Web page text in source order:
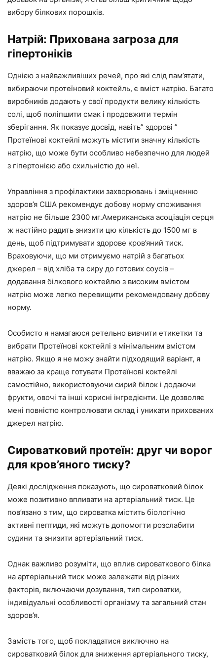
вибору білкових порошків.
Натрій: Прихована загроза для
гіпертоніків
Однією з найважливіших речей, про які слід пам’ятати,
вибираючи протеїновий коктейль, є вміст натрію. Багато
виробників додають у свої продукти велику кількість
солі, щоб поліпшити смак і продовжити термін
зберігання. Як показує досвід, навіть” здорові ”
Протеїнові коктейлі можуть містити значну кількість
натрію, що може бути особливо небезпечно для людей
з гіпертонією або схильністю до неї.
Управління з профілактики захворювань і зміцненню
здоров’я США рекомендує добову норму споживання
натрію не більше 2300 мг.Американська асоціація серця
ж настійно радить знизити цю кількість до 1500 мг в
день, щоб підтримувати здорове кров’яний тиск.
Враховуючи, що ми отримуємо натрій з багатьох
джерел – від хліба та сиру до готових соусів –
додавання білкового коктейлю з високим вмістом
натрію може легко перевищити рекомендовану добову
норму.
Особисто я намагаюся ретельно вивчити етикетки та
вибрати Протеїнові коктейлі з мінімальним вмістом
натрію. Якщо я не можу знайти підходящий варіант, я
вважаю за краще готувати Протеїнові коктейлі
самостійно, використовуючи сирий білок і додаючи
фрукти, овочі та інші корисні інгредієнти. Це дозволяє
мені повністю контролювати склад і уникати прихованих
джерел натрію.
Сироватковий протеїн: друг чи ворог
для кров’яного тиску?
Деякі дослідження показують, що сироватковий білок
може позитивно впливати на артеріальний тиск. Це
пов’язано з тим, що сироватка містить біологічно
активні пептиди, які можуть допомогти розслабити
судини та знизити артеріальний тиск.
Однак важливо розуміти, що вплив сироваткового білка
на артеріальний тиск може залежати від різних
факторів, включаючи дозування, тип сироватки,
індивідуальні особливості організму та загальний стан
здоров’я.
Замість того, щоб покладатися виключно на
сироватковий білок для зниження артеріального тиску,